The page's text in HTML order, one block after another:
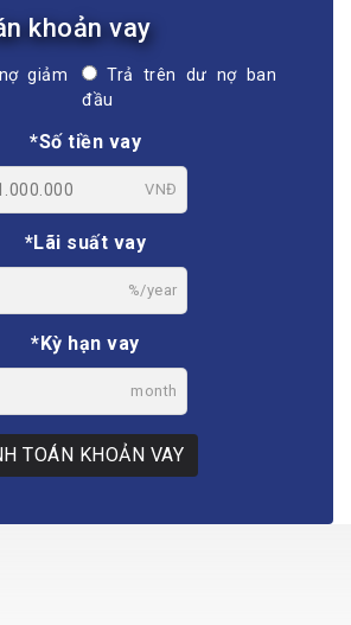
khoản vay
giảm
Trả trên dư nợ ban
đầu
*Số tiền vay
VNĐ
*Lãi suất vay
%/year
*Kỳ hạn vay
month
TOÁN KHOẢN VAY